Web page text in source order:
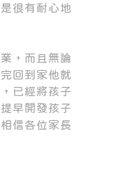
很有耐心地
，而且無論
回到家他就
已經將孩子
早開發孩子
信各位家長